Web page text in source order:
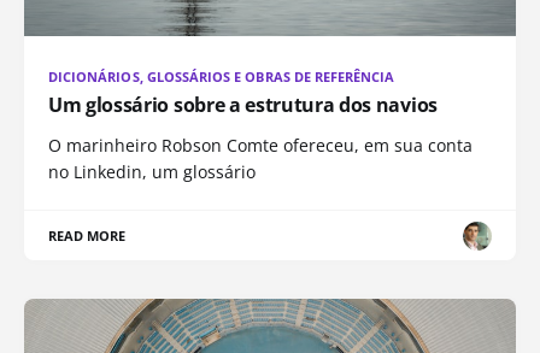
DICIONÁRIOS, GLOSSÁRIOS E OBRAS DE REFERÊNCIA
Um glossário sobre a estrutura dos navios
O marinheiro Robson Comte ofereceu, em sua conta
no Linkedin, um glossário
READ MORE